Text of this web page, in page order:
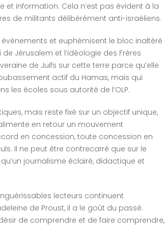
et information. Cela n’est pas évident à la
de militants délibérément anti-israéliens.
et euphémisent le bloc inaltéré
Jérusalem et l’idéologie des Frères
de Juifs sur cette terre parce qu’elle
actif du Hamas, mais qui
les écoles sous autorité de l’OLP.
mais reste fixé sur un objectif unique,
en retour un mouvement
en concession, toute concession en
Il ne peut être contrecarré que sur le
journalisme éclairé, didactique et
lecteurs continuent
de Proust, il a le goût du passé.
de comprendre et de faire comprendre,